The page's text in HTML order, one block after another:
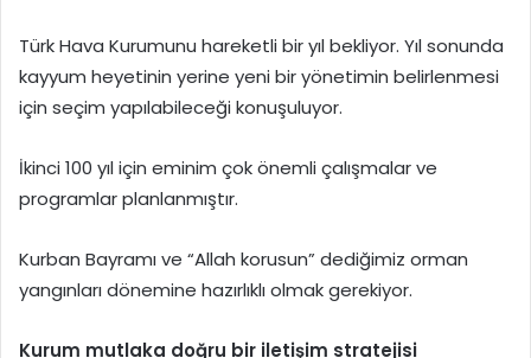
Türk Hava Kurumunu hareketli bir yıl bekliyor. Yıl sonunda
kayyum heyetinin yerine yeni bir yönetimin belirlenmesi
için seçim yapılabileceği konuşuluyor.
İkinci 100 yıl için eminim çok önemli çalışmalar ve
programlar planlanmıştır.
Kurban Bayramı ve “Allah korusun” dediğimiz orman
yangınları dönemine hazırlıklı olmak gerekiyor.
Kurum mutlaka doğru bir iletişim stratejisi